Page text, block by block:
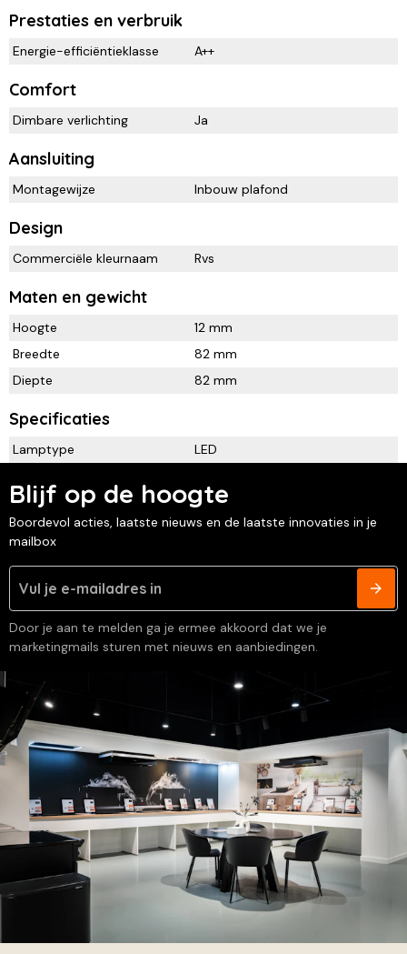
Prestaties en verbruik
Energie-efficiëntieklasse A++
Comfort
Dimbare verlichting Ja
Aansluiting
Montagewijze Inbouw plafond
Design
Commerciële kleurnaam Rvs
Maten en gewicht
Hoogte
12 mm
Breedte
82 mm
Diepte
82 mm
Specificaties
Lamptype LED
Blijf op de hoogte
Boordevol acties, laatste nieuws en de laatste innovaties in je
mailbox
Door je aan te melden ga je ermee akkoord dat we je
marketingmails sturen met nieuws en aanbiedingen.